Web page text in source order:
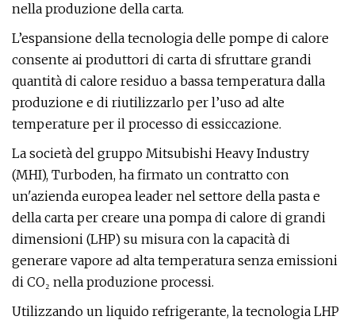
nella produzione della carta.
L’espansione della tecnologia delle pompe di calore
consente ai produttori di carta di sfruttare grandi
quantità di calore residuo a bassa temperatura dalla
produzione e di riutilizzarlo per l’uso ad alte
temperature per il processo di essiccazione.
La società del gruppo Mitsubishi Heavy Industry
(MHI), Turboden, ha firmato un contratto con
un'azienda europea leader nel settore della pasta e
della carta per creare una pompa di calore di grandi
dimensioni (LHP) su misura con la capacità di
generare vapore ad alta temperatura senza emissioni
di CO₂ nella produzione processi.
Utilizzando un liquido refrigerante, la tecnologia LHP